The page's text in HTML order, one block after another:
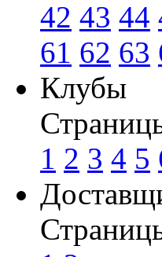
42 43 44
61 62 63
Клубы
1 2 3 4 5